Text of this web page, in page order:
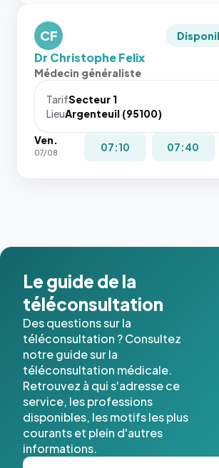
CF
Dr Christophe Felix
Médecin généraliste
TarifSecteur 1
LieuArgenteuil (95100)
Ven.
07/08 07:10 07:40
Le guide de la
téléconsultation
Des questions sur la
téléconsultation ? Consultez
notre guide sur la
téléconsultation médicale.
Retrouvez à qui s'adresse ce
service, les professions
disponibles, les motifs les plus
courants et plein d'autres
informations.